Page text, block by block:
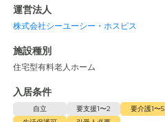
運営法人
株式会社シーユーシー・ホスピス
施設種別
住宅型有料老人ホーム
入居条件
自立 要支援1〜2 要介護1〜5